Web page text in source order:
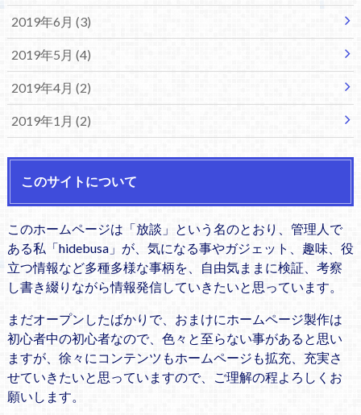
2019年6月 (3)
2019年5月 (4)
2019年4月 (2)
2019年1月 (2)
このサイトについて
このホームページは「放談」という名のとおり、管理人で
ある私「hidebusa」が、気になる事やガジェット、趣味、役
立つ情報など多種多様な事柄を、自由気ままに検証、考察
し書き綴りながら情報発信していきたいと思っています。
まだオープンしたばかりで、おまけにホームページ製作は
初心者中の初心者なので、色々と至らない事があると思い
ますが、徐々にコンテンツもホームページも拡充、充実さ
せていきたいと思っていますので、ご理解の程よろしくお
願いします。